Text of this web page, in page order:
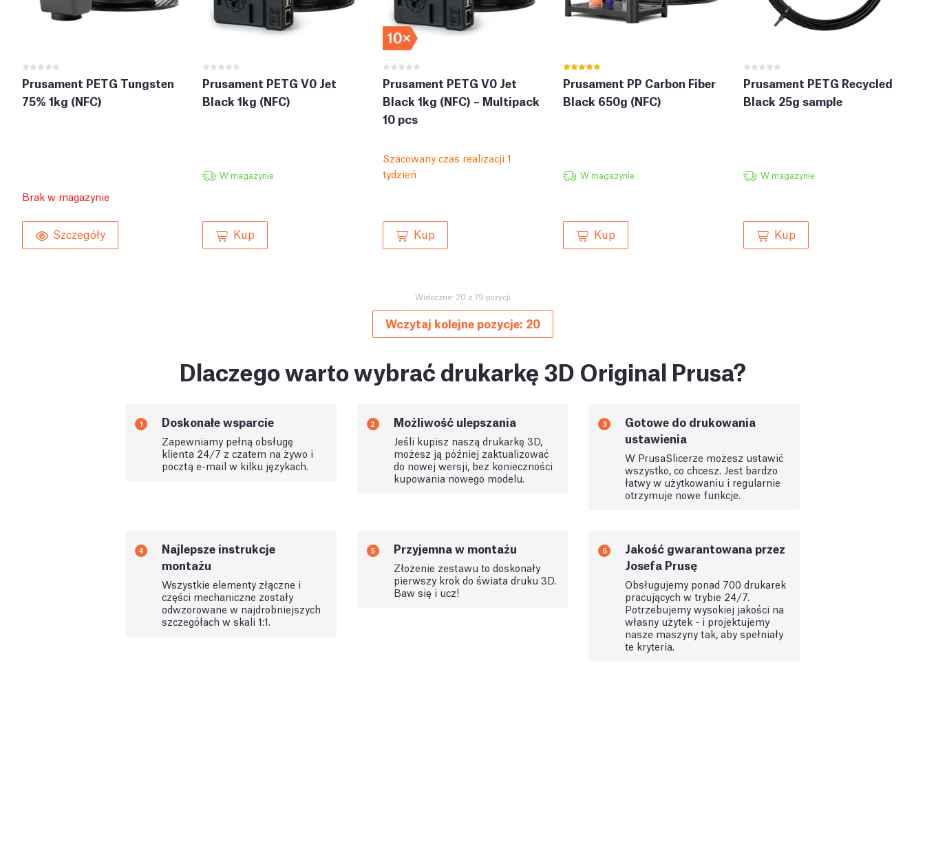
Prusament PETG Tungsten
75% 1kg (NFC)
Brak w magazynie
Szczegóły
Prusament PETG V0 Jet
Black 1kg (NFC)
W magazynie
Kup
Prusament PETG V0 Jet
Black 1kg (NFC) – Multipack
10 pcs
Szacowany czas realizacji 1
tydzień
Kup
Prusament PP Carbon Fiber
Black 650g (NFC)
W magazynie
Kup
Prusament PETG Recycled
Black 25g sample
W magazynie
Kup
Widoczne: 20 z 79 pozycji
Wczytaj kolejne pozycje: 20
Dlaczego warto wybrać drukarkę 3D Original Prusa?
1 Doskonałe wsparcie
Zapewniamy pełną obsługę
klienta 24/7 z czatem na żywo i
pocztą e-mail w kilku językach.
2 Możliwość ulepszania
Jeśli kupisz naszą drukarkę 3D,
możesz ją później zaktualizować
do nowej wersji, bez konieczności
kupowania nowego modelu.
3
Gotowe do drukowania
ustawienia
W PrusaSlicerze możesz ustawić
wszystko, co chcesz. Jest bardzo
łatwy w użytkowaniu i regularnie
otrzymuje nowe funkcje.
4
Najlepsze instrukcje
montażu
Wszystkie elementy złączne i
części mechaniczne zostały
odwzorowane w najdrobniejszych
szczegółach w skali 1:1.
5 Przyjemna w montażu
Złożenie zestawu to doskonały
pierwszy krok do świata druku 3D.
Baw się i ucz!
6
Jakość gwarantowana przez
Josefa Prusę
Obsługujemy ponad 700 drukarek
pracujących w trybie 24/7.
Potrzebujemy wysokiej jakości na
własny użytek - i projektujemy
nasze maszyny tak, aby spełniały
te kryteria.